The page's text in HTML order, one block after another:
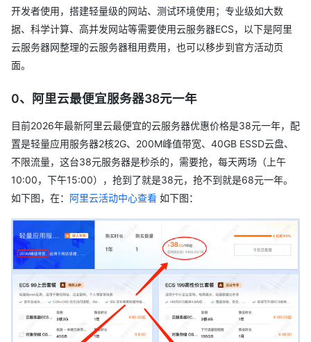
开发者使用，搭建轻量级的网站、测试环境使用；专业级如大数
据、科学计算、高并发网站等需要使用云服务器ECS，以下是阿里
云服务器网整理的云服务器租用费用，也可以移步到官方活动页
面。
0、阿里云最便宜服务器38元一年
目前2026年最新阿里云最便宜的云服务器优惠价格是38元一年，配
置是轻量应用服务器2核2G、200M峰值带宽、40GB ESSD云盘、
不限流量，这台38元服务器是秒杀的，需要抢，每天两场（上午
10:00，下午15:00），抢到了就是38元，抢不到就是68元一年。
如下图，在： 阿里云活动中心查看 如下图：